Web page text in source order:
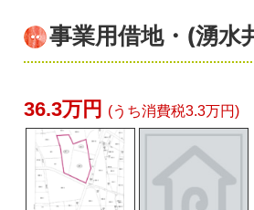
事業用借地・(湧水
36.3万円 (うち消費税3.3万円)